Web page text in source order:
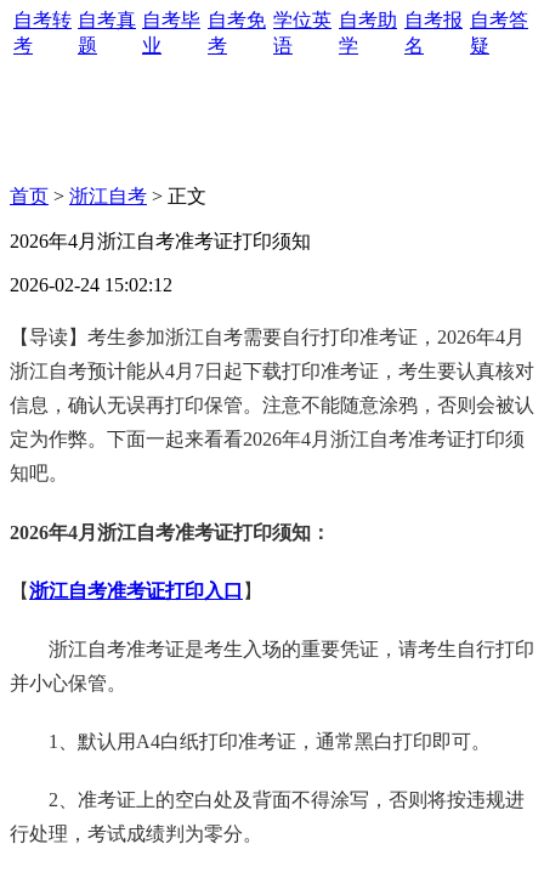
自考转
考
自考真
题
自考毕
业
自考免
考
学位英
语
自考助
学
自考报
名
自考答
疑
首页 > 浙江自考 > 正文
2026年4月浙江自考准考证打印须知
2026-02-24 15:02:12
【导读】考生参加浙江自考需要自行打印准考证，2026年4月
浙江自考预计能从4月7日起下载打印准考证，考生要认真核对
信息，确认无误再打印保管。注意不能随意涂鸦，否则会被认
定为作弊。下面一起来看看2026年4月浙江自考准考证打印须
知吧。
2026年4月浙江自考准考证打印须知：
【浙江自考准考证打印入口 】
浙江自考准考证是考生入场的重要凭证，请考生自行打印
并小心保管。
1、默认用A4白纸打印准考证，通常黑白打印即可。
2、准考证上的空白处及背面不得涂写，否则将按违规进
行处理，考试成绩判为零分。